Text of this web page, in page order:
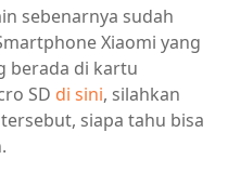
sebenarnya sudah
Xiaomi yang
berada di kartu
SD di sini, silahkan
siapa tahu bisa